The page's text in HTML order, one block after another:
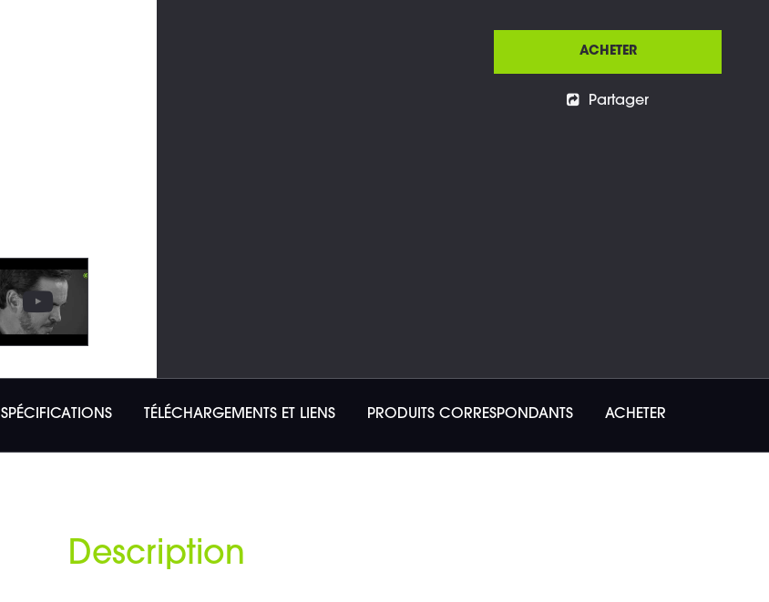
ACHETER
Partager
SPÉCIFICATIONS TÉLÉCHARGEMENTS ET LIENS PRODUITS CORRESPONDANTS ACHETER
Description